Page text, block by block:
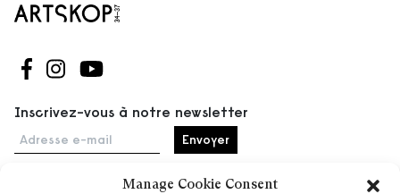
Manage Cookie Consent
Suivez-nous sur Facebook
Suivez-nous sur Instagram
Suivez-nous sur Youtube
Inscrivez-vous à notre newsletter
Adresse e-mail